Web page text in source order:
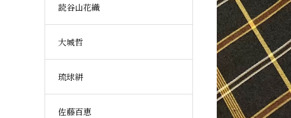
読谷山花織
大城哲
琉球絣
佐藤百恵